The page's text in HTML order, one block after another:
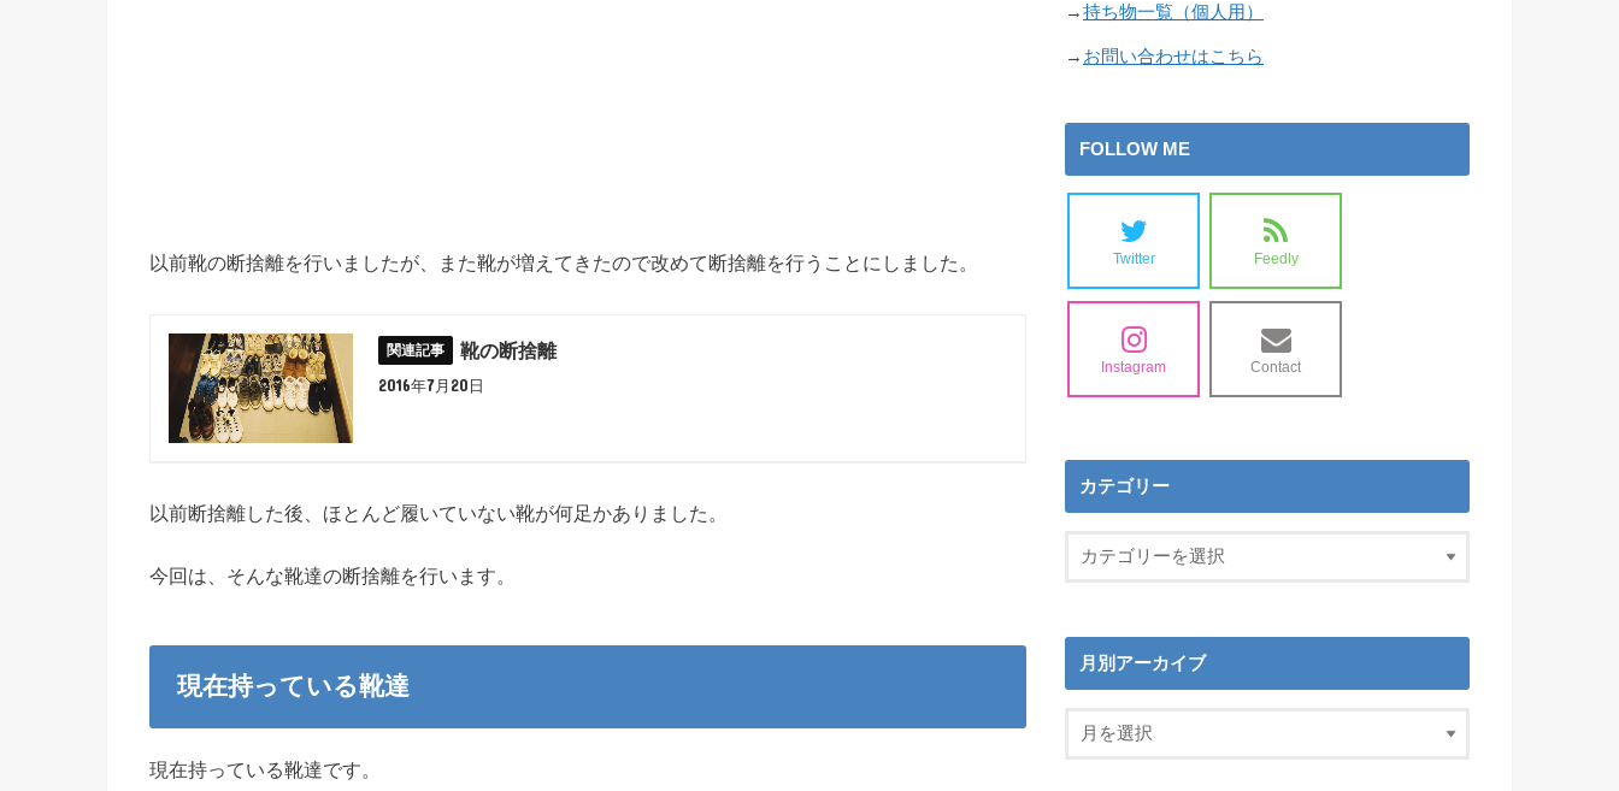
以前靴の断捨離を行いましたが、また靴が増えてきたので改めて断捨離を行うことにしました。
靴の断捨離
2016年7月20日
以前断捨離した後、ほとんど履いていない靴が何足かありました。
今回は、そんな靴達の断捨離を行います。
現在持っている靴達
現在持っている靴達です。
→持ち物一覧（個人用）
→ お問い合わせはこちら
FOLLOW ME
Twitter Feedly
Instagram Contact
カテゴリー
月別アーカイブ